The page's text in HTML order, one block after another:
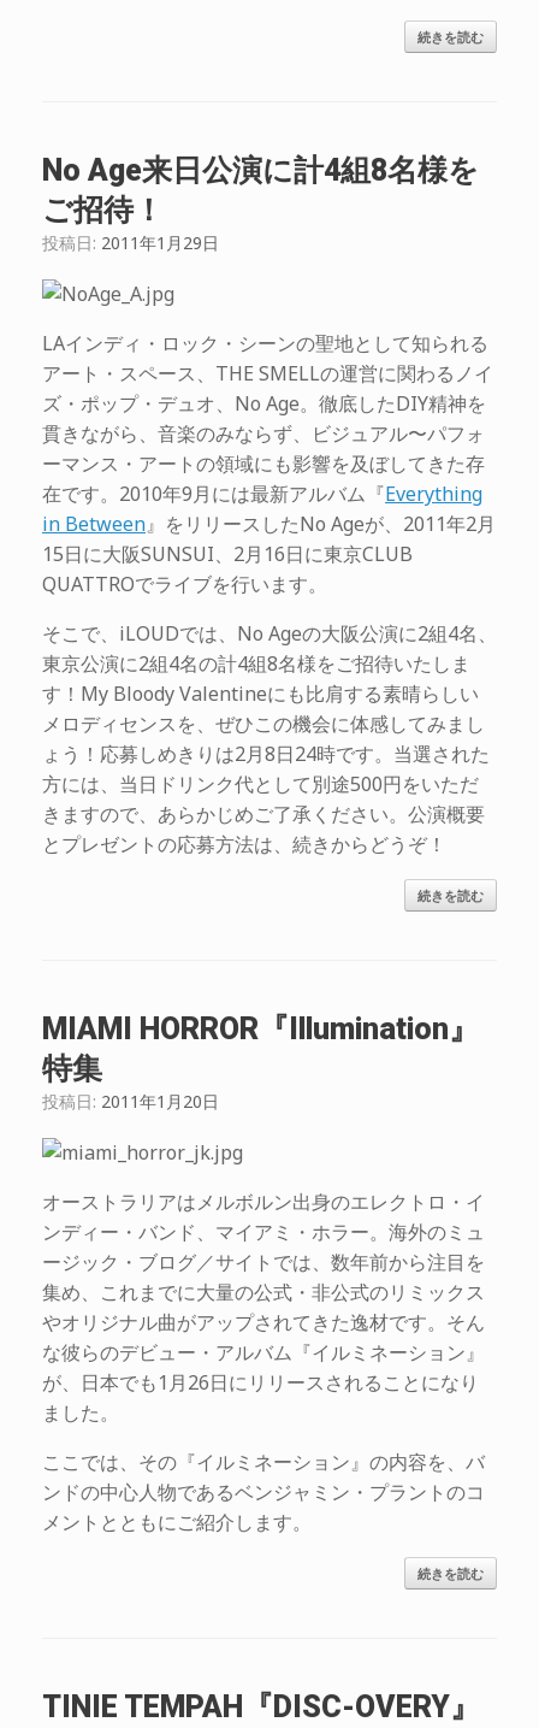
続きを読む
No Age来日公演に計4組8名様を
ご招待！
投稿日: 2011年1月29日
LAインディ・ロック・シーンの聖地として知られる
アート・スペース、THE SMELLの運営に関わるノイ
ズ・ポップ・デュオ、No Age。徹底したDIY精神を
貫きながら、音楽のみならず、ビジュアル〜パフォ
ーマンス・アートの領域にも影響を及ぼしてきた存
在です。2010年9月には最新アルバム『Everything
in Between』をリリースしたNo Ageが、2011年2月
15日に大阪SUNSUI、2月16日に東京CLUB
QUATTROでライブを行います。
そこで、iLOUDでは、No Ageの大阪公演に2組4名、
東京公演に2組4名の計4組8名様をご招待いたしま
す！My Bloody Valentineにも比肩する素晴らしい
メロディセンスを、ぜひこの機会に体感してみまし
ょう！応募しめきりは2月8日24時です。当選された
方には、当日ドリンク代として別途500円をいただ
きますので、あらかじめご了承ください。公演概要
とプレゼントの応募方法は、続きからどうぞ！
続きを読む
MIAMI HORROR『Illumination』
特集
投稿日: 2011年1月20日
オーストラリアはメルボルン出身のエレクトロ・イ
ンディー・バンド、マイアミ・ホラー。海外のミュ
ージック・ブログ／サイトでは、数年前から注目を
集め、これまでに大量の公式・非公式のリミックス
やオリジナル曲がアップされてきた逸材です。そん
な彼らのデビュー・アルバム『イルミネーション』
が、日本でも1月26日にリリースされることになり
ました。
ここでは、その『イルミネーション』の内容を、バ
ンドの中心人物であるベンジャミン・プラントのコ
メントとともにご紹介します。
続きを読む
TINIE TEMPAH『DISC-OVERY』